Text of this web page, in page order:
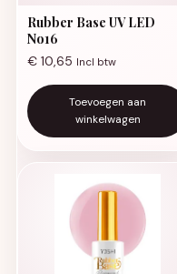
Rubber Base UV LED
No16
€ 10,65 Incl btw
Toevoegen aan
winkelwagen